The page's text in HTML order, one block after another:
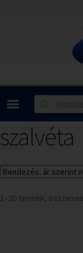
szalvéta
1–20 termék,